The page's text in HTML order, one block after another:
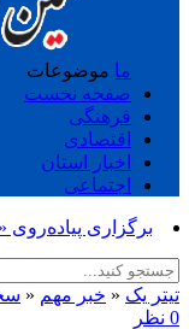
ما موضوعات
صفحه نخست
فرهنگی
اقتصادی
اخبار استان
اجتماعی
برگزاری پیاده‌روی
تیتر یک « خبر مهم «
0 نظر